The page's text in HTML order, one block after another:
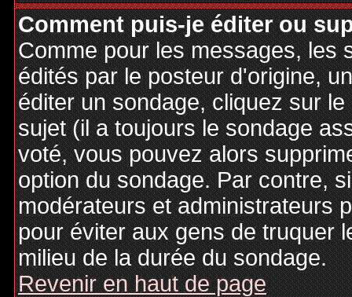
Comment puis-je éditer ou
Comme pour les messages, les
édités par le posteur d'origine,
éditer un sondage, cliquez sur
sujet (il a toujours le sondage
voté, vous pouvez alors
option du sondage. Par contre,
modérateurs et administrateurs
pour éviter aux gens de truquer
milieu de la durée du sondage.
Revenir en haut de page